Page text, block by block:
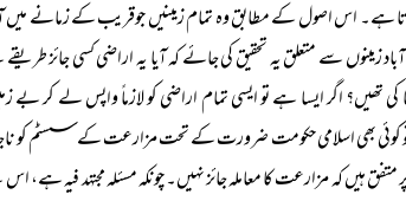
ہے۔ اس اصول کے مطابق وہ تمام زمینیں جوقریب کے زمانے میں
زمینوں سے متعلق یہ تحقیق کی جائے کہ آیا یہ اراضی کسی جائز
تھیں؟ اگر ایسا ہے تو ایسی تمام اراضی کو لازماً واپس لے کر بے
بھی اسلامی حکومت ضرورت کے تحت مزارعت کے سسٹم کو ناجائز
ہیں کہ مزارعت کا معاملہ جائز نہیں۔ چونکہ مسئلہ مجتہد فیہ